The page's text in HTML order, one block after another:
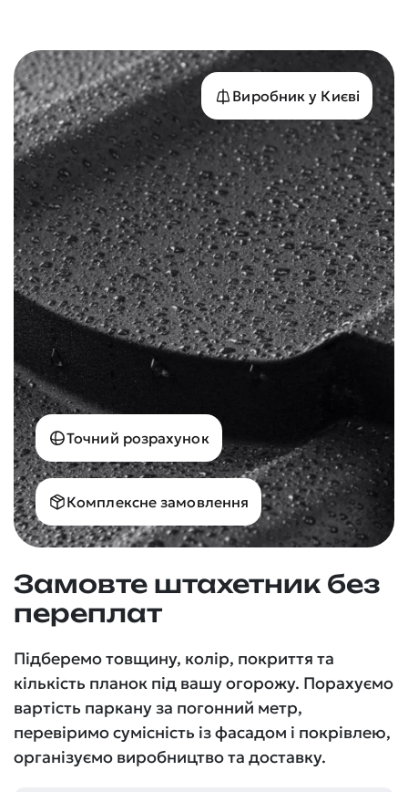
Виробник у Києві
Точний розрахунок
Комплексне замовлення
Замовте штахетник без
переплат
Підберемо товщину, колір, покриття та
кількість планок під вашу огорожу. Порахуємо
вартість паркану за погонний метр,
перевіримо сумісність із фасадом і покрівлею,
організуємо виробництво та доставку.